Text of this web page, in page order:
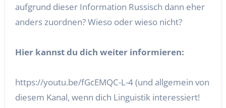
aufgrund dieser Information Russisch dann eher
anders zuordnen? Wieso oder wieso nicht?
Hier kannst du dich weiter informieren:
https://youtu.be/fGcEMQC-L-4 (und allgemein von
diesem Kanal, wenn dich Linguistik interessiert!